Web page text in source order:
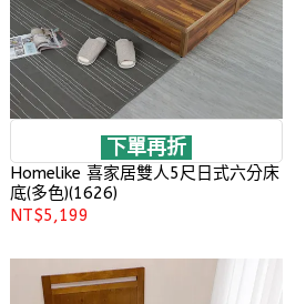
下單再折
Homelike 喜家居雙人5尺日式六分床
底(多色)(1626)
NT$5,199